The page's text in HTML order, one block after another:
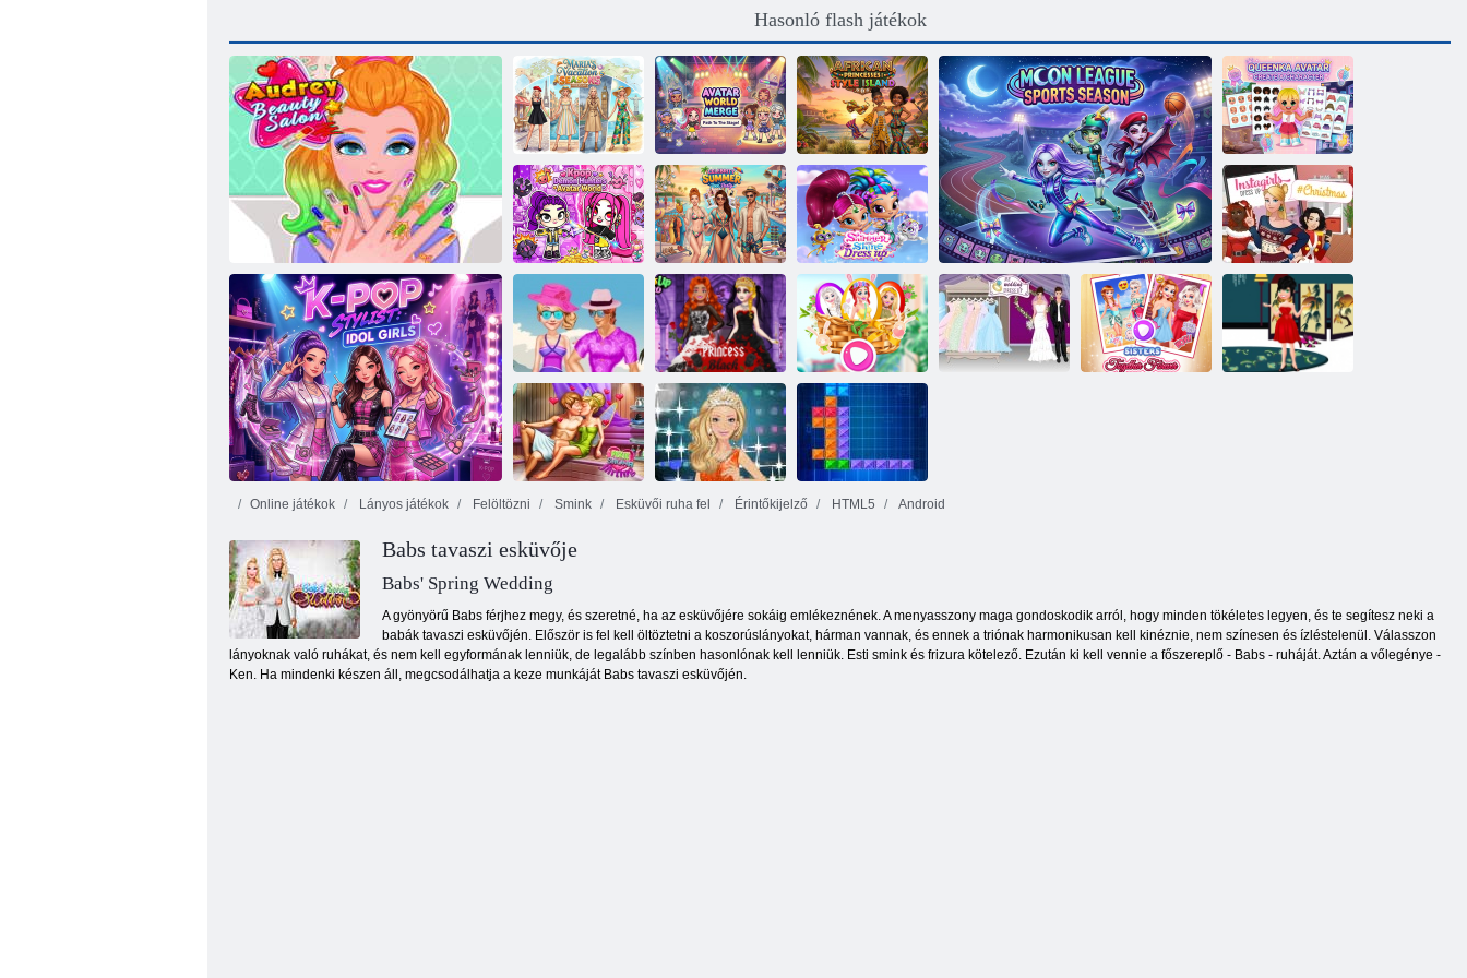
Hasonló flash játékok
Audrey Szépségszalon
Maria's Vacation
Seasons
Öltöztesd fel
Avatar World
Merge: Út a
színpadhoz!
Afrikai
hercegnők: Style
Island
Queenka Avatar:
Hozz létre egy
karaktert
Kpop Demon
Hunters Avatar
World
Híresség nyári
medenceparti
K-pop stylist: Idol Girls
Csillogó és
Shine öltöztetős
InstaGirls
karácsonyi
öltöztetős
Pár Hawaii
nyaralás
Princess fekete
esküvői ruha
Disney húsvéti
nyuszi fél
Pixie szauna
flörtöl
Online játékok Lányos játékok Felöltözni Smink Esküvői ruha fel Érintőkijelző HTML5 Android
Babs tavaszi esküvője
Babs' Spring Wedding
A gyönyörű Babs férjhez megy, és szeretné, ha az esküvőjére sokáig emlékeznének. A menyasszony maga gondoskodik arról, hogy minden tökéletes legyen, és te segítesz neki a
babák tavaszi esküvőjén. Először is fel kell öltöztetni a koszorúslányokat, hárman vannak, és ennek a triónak harmonikusan kell kinéznie, nem színesen és ízléstelenül. Válasszon
lányoknak való ruhákat, és nem kell egyformának lenniük, de legalább színben hasonlónak kell lenniük. Esti smink és frizura kötelező. Ezután ki kell vennie a főszereplő - Babs - ruháját. Aztán a vőlegénye -
Ken. Ha mindenki készen áll, megcsodálhatja a keze munkáját Babs tavaszi esküvőjén.